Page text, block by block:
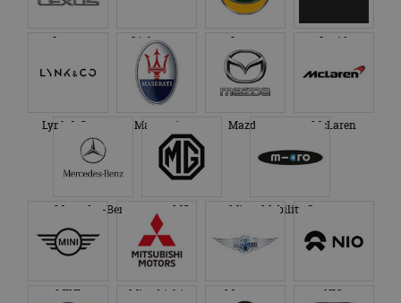
Lexus Lightyear Lotus Lucid
Lynk & Co Maserati Mazda McLaren
Mercedes-Benz MG Micro Mobility Systems
MINI Mitsubishi Morgan NIO